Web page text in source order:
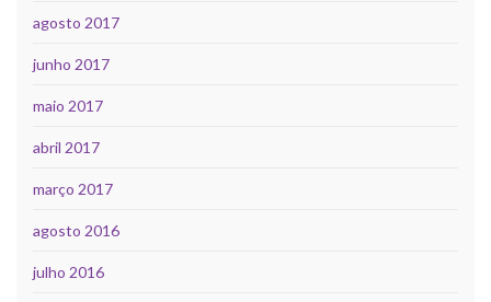
agosto 2017
junho 2017
maio 2017
abril 2017
março 2017
agosto 2016
julho 2016